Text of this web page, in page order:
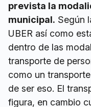
prevista la
municipal. Según
UBER así como
dentro de las
transporte de
como un
de ser eso. El
figura, en cambio